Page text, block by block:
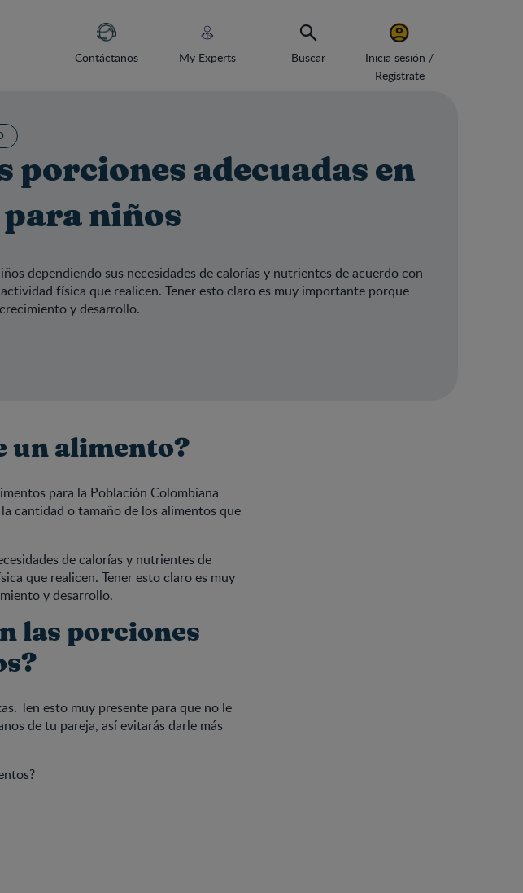
Contáctanos My Experts Buscar
Inicia sesión /
Regístrate
porciones adecuadas en
niños
dependiendo sus necesidades de calorías y nutrientes de acuerdo con
física que realicen. Tener esto claro es muy importante porque
y desarrollo.
un alimento?
para la Población Colombiana
cantidad o tamaño de los alimentos que
de calorías y nutrientes de
que realicen. Tener esto claro es muy
y desarrollo.
las porciones
Ten esto muy presente para que no le
de tu pareja, así evitarás darle más